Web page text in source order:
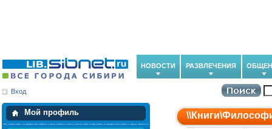
НОВОСТИ РАЗВЛЕЧЕНИЯ
Вход
Мой профиль
Мои закладки
\\Книги\